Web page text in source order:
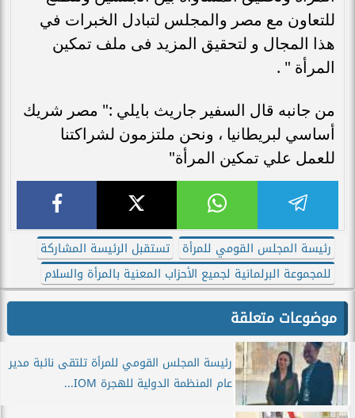
للتعاون مع مصر والمجلس لتبادل الخبرات في
هذا المجال و لتحقيق المزيد فى ملف تمكين
المرأة " .
من جانبه قال السفير جاريث بايلي :" مصر شريك
أساسي لبريطانيا ، ونحن ملتزمون لشراكتنا
للعمل علي تمكين المرأة"
رئيسة المجلس القومي للمرأة
تستقبل الرئيسة المشاركة
للمجموعة البرلمانية لجميع الأحزاب المعنية بالمرأة والسلام
موضوعات متعلقة
رئيسة المجلس القومي للمرأة تلتقى نائبة مدير
عام المنظمة الدولية للهجرة IOM...